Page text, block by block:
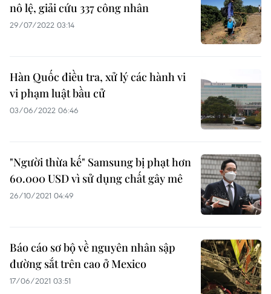
nô lệ, giải cứu 337 công nhân
29/07/2022 03:14
Hàn Quốc điều tra, xử lý các hành vi
vi phạm luật bầu cử
03/06/2022 06:46
"Người thừa kế" Samsung bị phạt hơn
60.000 USD vì sử dụng chất gây mê
26/10/2021 04:49
Báo cáo sơ bộ về nguyên nhân sập
đường sắt trên cao ở Mexico
17/06/2021 03:51